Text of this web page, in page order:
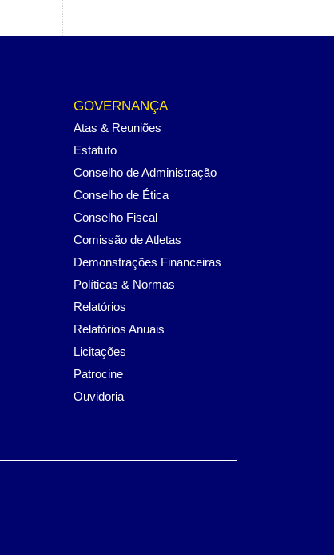
GOVERNANÇA
Atas & Reuniões
Estatuto
Conselho de Administração
Conselho de Ética
Conselho Fiscal
Comissão de Atletas
Demonstrações Financeiras
Políticas & Normas
Relatórios
Relatórios Anuais
Licitações
Patrocine
Ouvidoria